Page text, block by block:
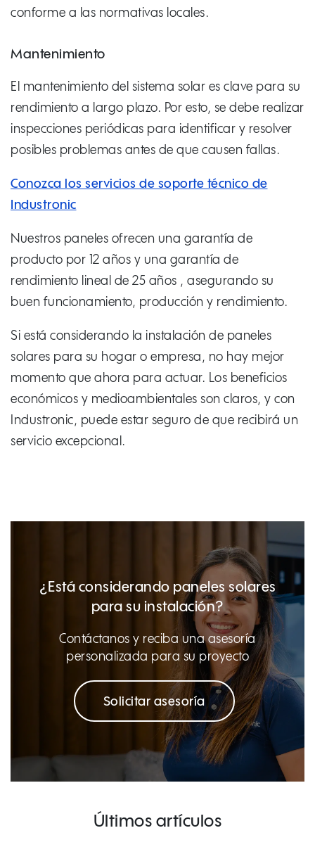
conforme a las normativas locales.
Mantenimiento
El mantenimiento del sistema solar es clave para su
rendimiento a largo plazo. Por esto, se debe realizar
inspecciones periódicas para identificar y resolver
posibles problemas antes de que causen fallas.
Conozca los servicios de soporte técnico de
Industronic
Nuestros paneles ofrecen una garantía de
producto por 12 años y una garantía de
rendimiento lineal de 25 años , asegurando su
buen funcionamiento, producción y rendimiento.
Si está considerando la instalación de paneles
solares para su hogar o empresa, no hay mejor
momento que ahora para actuar. Los beneficios
económicos y medioambientales son claros, y con
Industronic, puede estar seguro de que recibirá un
servicio excepcional.
¿Está considerando paneles solares
para su instalación?
Contáctanos y reciba una asesoría
personalizada para su proyecto
Solicitar asesoría
Últimos artículos